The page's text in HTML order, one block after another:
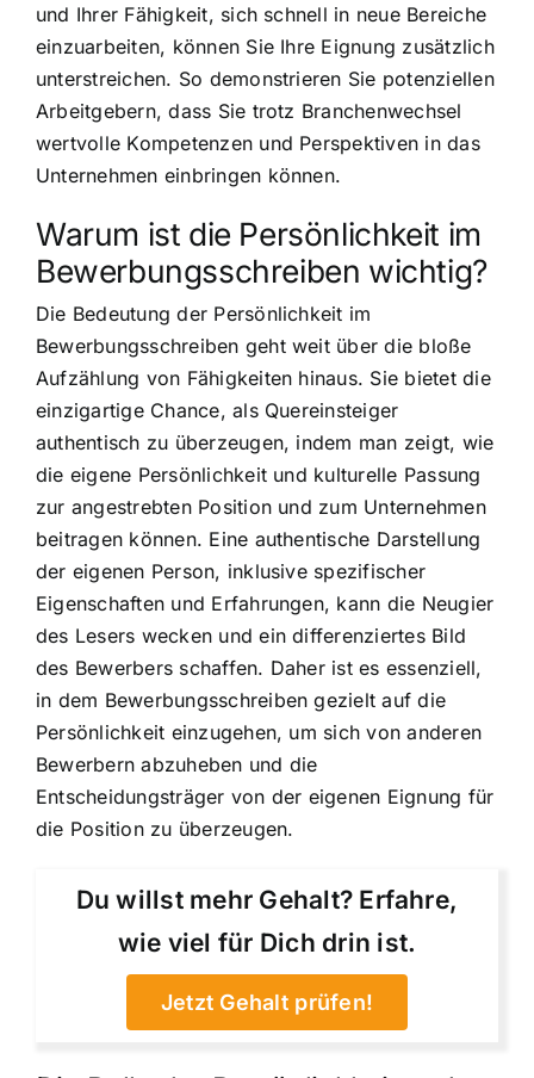
und Ihrer Fähigkeit, sich schnell in neue Bereiche
einzuarbeiten, können Sie Ihre Eignung zusätzlich
unterstreichen. So demonstrieren Sie potenziellen
Arbeitgebern, dass Sie trotz Branchenwechsel
wertvolle Kompetenzen und Perspektiven in das
Unternehmen einbringen können.
Warum ist die Persönlichkeit im
Bewerbungsschreiben wichtig?
Die Bedeutung der Persönlichkeit im
Bewerbungsschreiben geht weit über die bloße
Aufzählung von Fähigkeiten hinaus. Sie bietet die
einzigartige Chance, als Quereinsteiger
authentisch zu überzeugen, indem man zeigt, wie
die eigene Persönlichkeit und kulturelle Passung
zur angestrebten Position und zum Unternehmen
beitragen können. Eine authentische Darstellung
der eigenen Person, inklusive spezifischer
Eigenschaften und Erfahrungen, kann die Neugier
des Lesers wecken und ein differenziertes Bild
des Bewerbers schaffen. Daher ist es essenziell,
in dem Bewerbungsschreiben gezielt auf die
Persönlichkeit einzugehen, um sich von anderen
Bewerbern abzuheben und die
Entscheidungsträger von der eigenen Eignung für
die Position zu überzeugen.
Du willst mehr Gehalt? Erfahre,
wie viel für Dich drin ist.
Jetzt Gehalt prüfen!